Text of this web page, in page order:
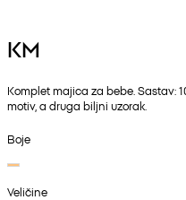
KM
Komplet majica za bebe. Sastav:
motiv, a druga biljni uzorak.
Boje
Veličine